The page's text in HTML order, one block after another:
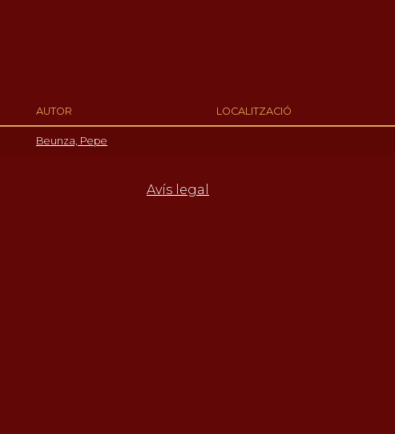
AUTOR LOCALITZACIÓ
Beunza, Pepe
Avís legal